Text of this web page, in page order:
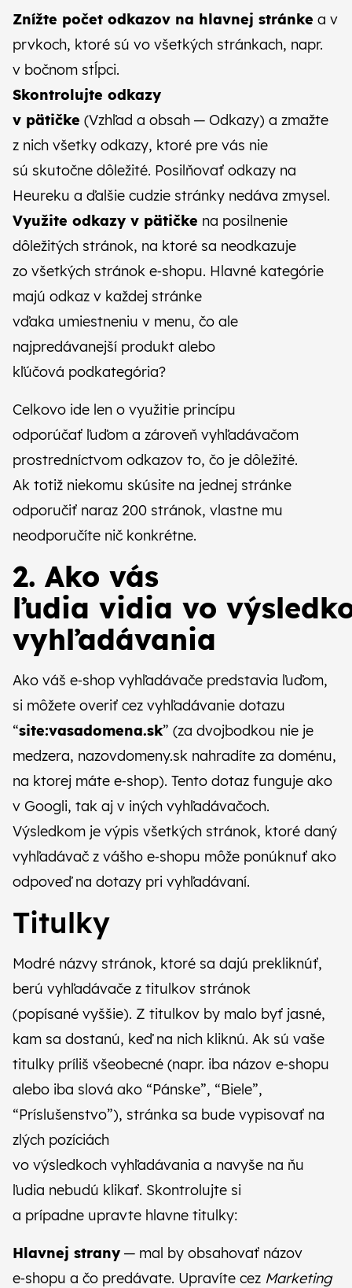
Znížte počet odkazov na hlavnej stránke a v
prvkoch, ktoré sú vo všetkých stránkach, napr.
v bočnom stĺpci.
Skontrolujte odkazy
v pätičke (Vzhľad a obsah — Odkazy) a zmažte
z nich všetky odkazy, ktoré pre vás nie
sú skutočne dôležité. Posilňovať odkazy na
Heureku a ďalšie cudzie stránky nedáva zmysel.
Využite odkazy v pätičke na posilnenie
dôležitých stránok, na ktoré sa neodkazuje
zo všetkých stránok e‑shopu. Hlavné kategórie
majú odkaz v každej stránke
vďaka umiestneniu v menu, čo ale
najpredávanejší produkt alebo
kľúčová podkategória?
Celkovo ide len o využitie princípu
odporúčať ľuďom a zároveň vyhľadávačom
prostredníctvom odkazov to, čo je dôležité.
Ak totiž niekomu skúsite na jednej stránke
odporučiť naraz 200 stránok, vlastne mu
neodporučíte nič konkrétne.
2. Ako vás
ľudia vidia vo
vyhľadávania
Ako váš e‑shop vyhľadávače predstavia ľuďom,
si môžete overiť cez vyhľadávanie dotazu
“site:vasadomena.sk” (za dvojbodkou nie je
medzera, nazovdomeny.sk nahradíte za doménu,
na ktorej máte e‑shop). Tento dotaz funguje ako
v Googli, tak aj v iných vyhľadávačoch.
Výsledkom je výpis všetkých stránok, ktoré daný
vyhľadávač z vášho e‑shopu môže ponúknuť ako
odpoveď na dotazy pri vyhľadávaní.
Titulky
Modré názvy stránok, ktoré sa dajú prekliknúť,
berú vyhľadávače z titulkov stránok
(popísané vyššie). Z titulkov by malo byť jasné,
kam sa dostanú, keď na nich kliknú. Ak sú vaše
titulky príliš všeobecné (napr. iba názov e‑shopu
alebo iba slová ako “Pánske”, “Biele”,
“Príslušenstvo”), stránka sa bude vypisovať na
zlých pozíciách
vo výsledkoch vyhľadávania a navyše na ňu
ľudia nebudú klikať. Skontrolujte si
a prípadne upravte hlavne titulky:
Hlavnej strany — mal by obsahovať názov
e‑shopu a čo predávate. Upravíte cez Marketing